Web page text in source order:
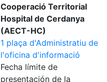
Cooperació Territorial
Hospital de Cerdanya
(AECT-HC)
1 plaça d'Administratiu de
l'oficina d'informació
Fecha límite de
presentación de la